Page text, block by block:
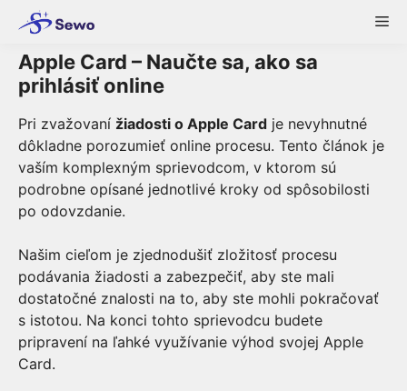
content
Apple Card – Naučte sa, ako sa
prihlásiť online
Pri zvažovaní žiadosti o Apple Card je nevyhnutné
dôkladne porozumieť online procesu. Tento článok je
vaším komplexným sprievodcom, v ktorom sú
podrobne opísané jednotlivé kroky od spôsobilosti
po odovzdanie.
Našim cieľom je zjednodušiť zložitosť procesu
podávania žiadosti a zabezpečiť, aby ste mali
dostatočné znalosti na to, aby ste mohli pokračovať
s istotou. Na konci tohto sprievodcu budete
pripravení na ľahké využívanie výhod svojej Apple
Card.